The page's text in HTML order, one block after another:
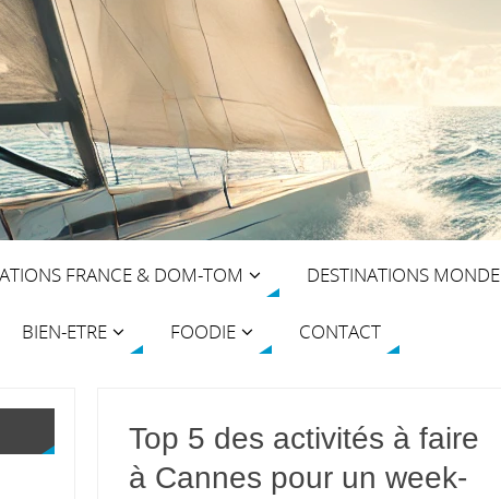
FRANCE & DOM-TOM DESTINATIONS MONDE
BIEN-ETRE FOODIE CONTACT
Top 5 des activités à faire
à Cannes pour un week-